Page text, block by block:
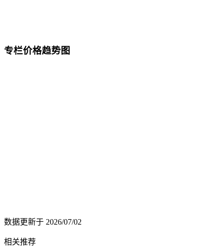
专栏价格趋势图
数据更新于 2026/07/02
相关推荐